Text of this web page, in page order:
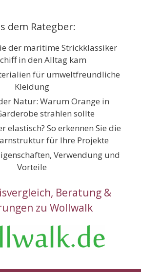
dem Rategber:
der maritime Strickklassiker
in den Alltag kam
für umweltfreundliche
Kleidung
Natur: Warum Orange in
strahlen sollte
elastisch? So erkennen Sie die
für Ihre Projekte
Verwendung und
Vorteile
Beratung &
zu Wollwalk